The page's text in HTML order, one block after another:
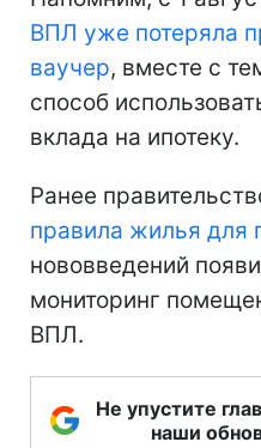
ВПЛ уже потеряла
ваучер, вместе с
способ
вклада на ипотеку.
Ранее
правила жилья для
нововведений
мониторинг
ВПЛ.
Не упустите
наши